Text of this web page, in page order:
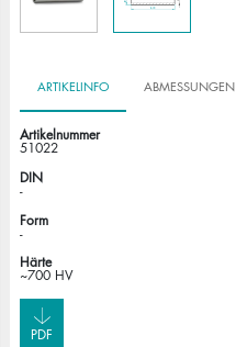
ARTIKELINFO ABMESSUNGEN
Artikelnummer
51022
DIN
-
Form
-
Härte
~700 HV
PDF